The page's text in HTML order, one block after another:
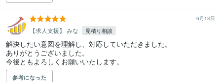
6月13日
【求人支援】 みな 見積り相談
解決したい意図を理解し、対応していただきました。
ありがとうございました。
今後ともよろしくお願いいたします。
参考になった